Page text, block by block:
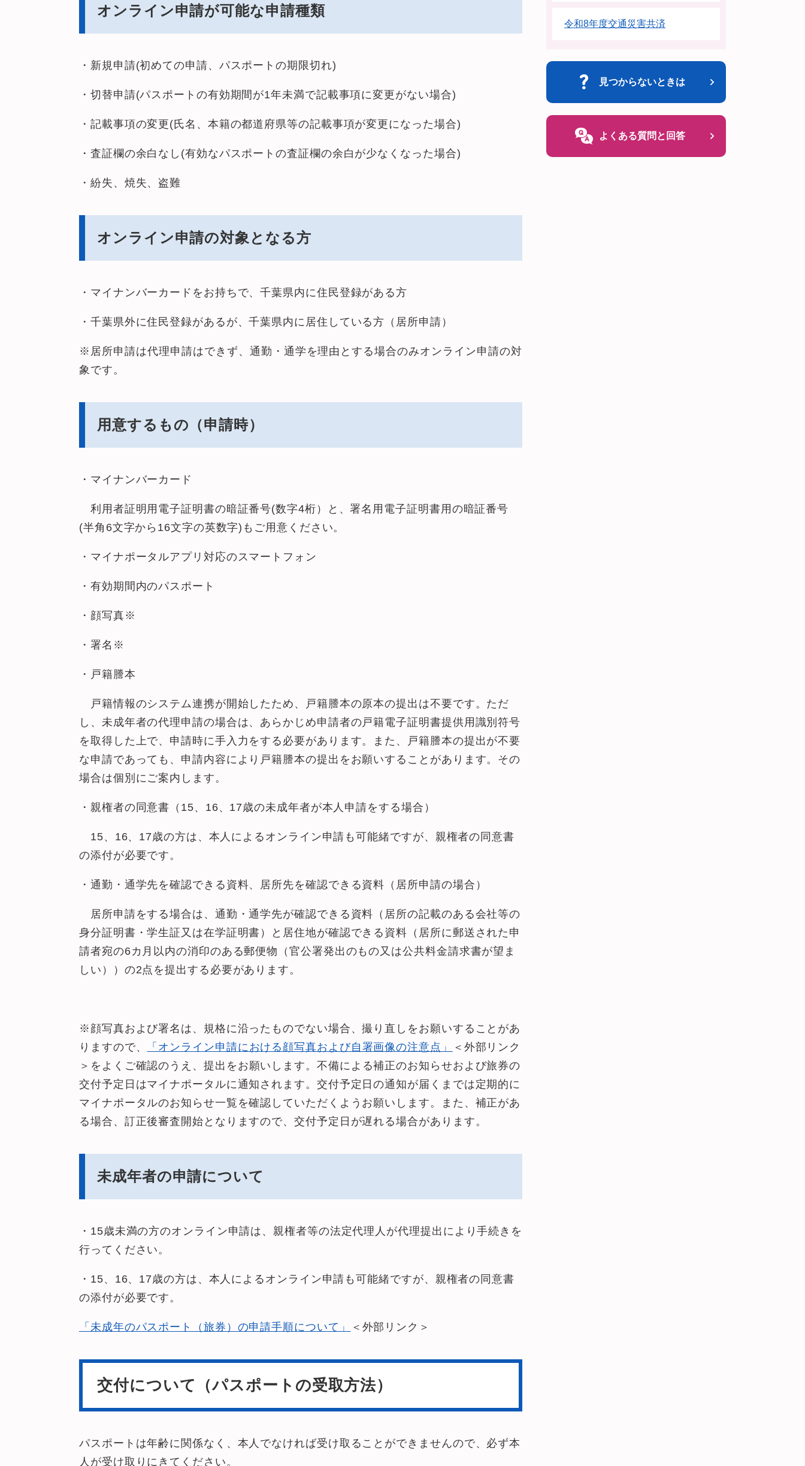
オンライン申請が可能な申請種類
・新規申請(初めての申請、パスポートの期限切れ)
・切替申請(パスポートの有効期間が1年未満で記載事項に変更がない場合)
・記載事項の変更(氏名、本籍の都道府県等の記載事項が変更になった場合)
・査証欄の余白なし(有効なパスポートの査証欄の余白が少なくなった場合)
・紛失、焼失、盗難
オンライン申請の対象となる方
・マイナンバーカードをお持ちで、千葉県内に住民登録がある方
・千葉県外に住民登録があるが、千葉県内に居住している方（居所申請）
※居所申請は代理申請はできず、通勤・通学を理由とする場合のみオンライン申請の対
象です。
用意するもの（申請時）
・マイナンバーカード
利用者証明用電子証明書の暗証番号(数字4桁）と、署名用電子証明書用の暗証番号
(半角6文字から16文字の英数字)もご用意ください。
・マイナポータルアプリ対応のスマートフォン
・有効期間内のパスポート
・顔写真※
・署名※
・戸籍謄本
戸籍情報のシステム連携が開始したため、戸籍謄本の原本の提出は不要です。ただ
し、未成年者の代理申請の場合は、あらかじめ申請者の戸籍電子証明書提供用識別符号
を取得した上で、申請時に手入力をする必要があります。また、戸籍謄本の提出が不要
な申請であっても、申請内容により戸籍謄本の提出をお願いすることがあります。その
場合は個別にご案内します。
・親権者の同意書（15、16、17歳の未成年者が本人申請をする場合）
15、16、17歳の方は、本人によるオンライン申請も可能緒ですが、親権者の同意書
の添付が必要です。
・通勤・通学先を確認できる資料、居所先を確認できる資料（居所申請の場合）
居所申請をする場合は、通勤・通学先が確認できる資料（居所の記載のある会社等の
身分証明書・学生証又は在学証明書）と居住地が確認できる資料（居所に郵送された申
請者宛の6カ月以内の消印のある郵便物（官公署発出のもの又は公共料金請求書が望ま
しい））の2点を提出する必要があります。
※顔写真および署名は、規格に沿ったものでない場合、撮り直しをお願いすることがあ
りますので、
「オンライン申請における顔写真および自署画像の注意点」
＜外部リンク
＞ をよくご確認のうえ、提出をお願いします。不備による補正のお知らせおよび旅券の
交付予定日はマイナポータルに通知されます。交付予定日の通知が届くまでは定期的に
マイナポータルのお知らせ一覧を確認していただくようお願いします。また、補正があ
る場合、訂正後審査開始となりますので、交付予定日が遅れる場合があります。
未成年者の申請について
・15歳未満の方のオンライン申請は、親権者等の法定代理人が代理提出により手続きを
行ってください。
・15、16、17歳の方は、本人によるオンライン申請も可能緒ですが、親権者の同意書
の添付が必要です。
「未成年のパスポート（旅券）の申請手順について」 ＜外部リンク＞
交付について（パスポートの受取方法）
​パスポートは年齢に関係なく、本人でなければ受け取ることができませんので、必ず本
人が受け取りにきてください。
令和8年度交通災害共済
見つからないときは
よくある質問と回答